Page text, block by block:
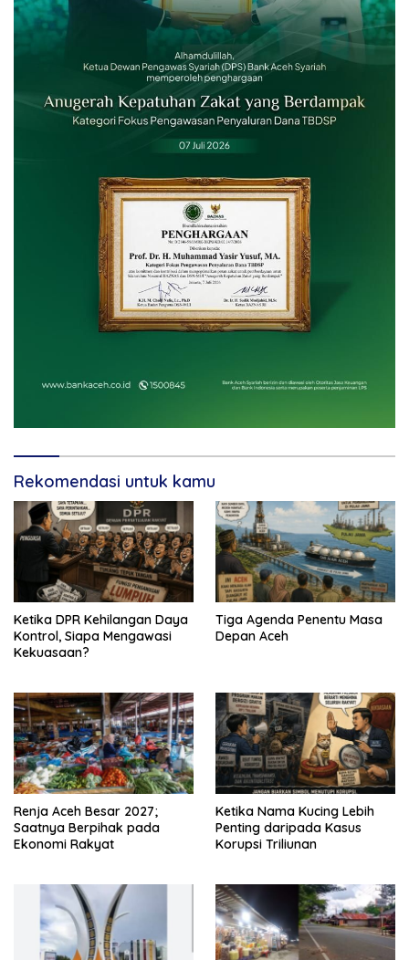
Rekomendasi untuk kamu
Ketika DPR Kehilangan Daya
Kontrol, Siapa Mengawasi
Kekuasaan?
Tiga Agenda Penentu Masa
Depan Aceh
Renja Aceh Besar 2027;
Saatnya Berpihak pada
Ekonomi Rakyat
Ketika Nama Kucing Lebih
Penting daripada Kasus
Korupsi Triliunan